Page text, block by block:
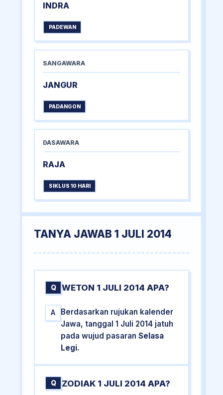
INDRA
PADEWAN
SANGAWARA
JANGUR
PADANGON
DASAWARA
RAJA
SIKLUS 10 HARI
TANYA JAWAB 1 JULI 2014
Q WETON 1 JULI 2014 APA?
A
Berdasarkan rujukan kalender
Jawa, tanggal 1 Juli 2014 jatuh
pada wujud pasaranSelasa
Legi.
Q ZODIAK 1 JULI 2014 APA?